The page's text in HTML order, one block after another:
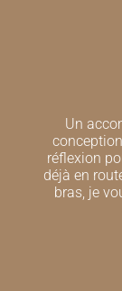
Un
réflexion
déjà en
bras, je